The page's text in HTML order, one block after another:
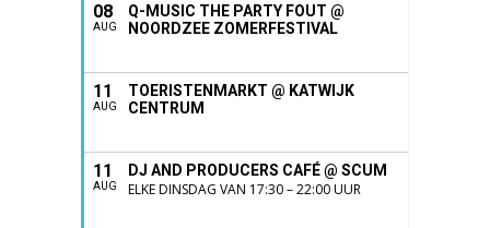
08
AUG
Q-MUSIC THE PARTY FOUT @
NOORDZEE ZOMERFESTIVAL
11
AUG
TOERISTENMARKT @ KATWIJK
CENTRUM
11
AUG
DJ AND PRODUCERS CAFÉ @ SCUM
ELKE DINSDAG VAN 17:30 – 22:00 UUR